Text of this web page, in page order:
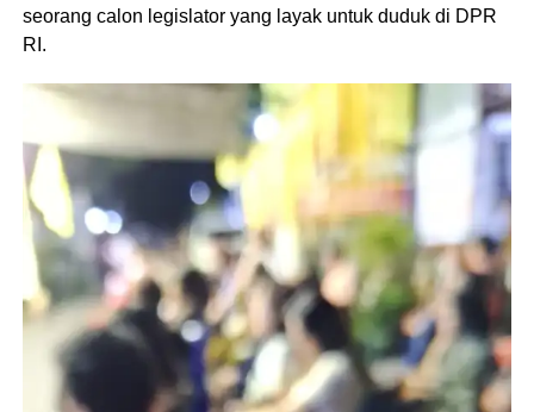
seorang calon legislator yang layak untuk duduk di DPR
RI.